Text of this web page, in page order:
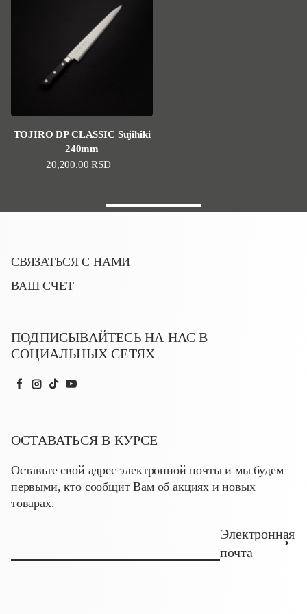
TOJIRO DP CLASSIC Sujihiki
240mm
Стандартная цена
20,200.00 RSD
СВЯЗАТЬСЯ С НАМИ
ВАШ СЧЕТ
ПОДПИСЫВАЙТЕСЬ НА НАС В
СОЦИАЛЬНЫХ СЕТЯХ
Facebook
Instagram
TikTokYouTube
ОСТАВАТЬСЯ В КУРСЕ
Оставьте свой адрес электронной почты и мы будем
первыми, кто сообщит Вам об акциях и новых
товарах.
Электронная
почта